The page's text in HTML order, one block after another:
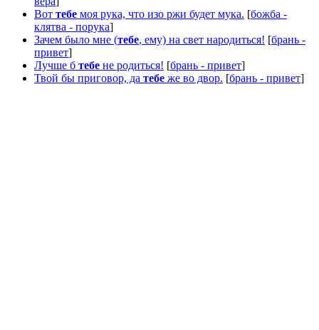
Вот тебе моя рука, что изо ржи будет мука. [божба -
клятва - порука]
Зачем было мне (тебе, ему) на свет народиться! [брань -
привет]
Лучше б тебе не родиться! [брань - привет]
Твой бы приговор, да тебе же во двор. [брань - привет]